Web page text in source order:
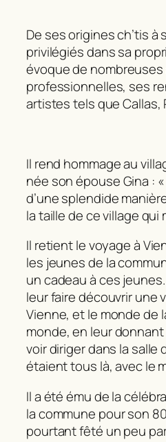
De ses origines ch’tis à
privilégiés dans sa
évoque de
professionnelles, ses
artistes tels que Callas,
Il rend hommage au
née son épouse Gina :
d’une splendide
la taille de ce village qui
Il retient le voyage à
les jeunes de la
un cadeau à ces
leur faire découvrir une
Vienne, et le monde de
monde, en leur
voir diriger dans la salle
étaient tous là, avec le
Il a été ému de la
la commune pour son
pourtant fêté un peu